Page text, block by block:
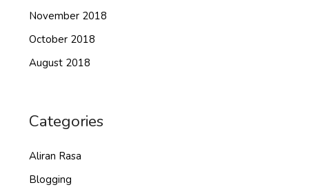
November 2018
October 2018
August 2018
Categories
Aliran Rasa
Blogging